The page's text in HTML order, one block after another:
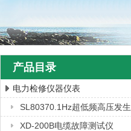
上海徐吉电气有限公司
产品目录
电力检修仪器仪表
SL80370.1Hz超低频高压发生
器
XD-200B电缆故障测试仪